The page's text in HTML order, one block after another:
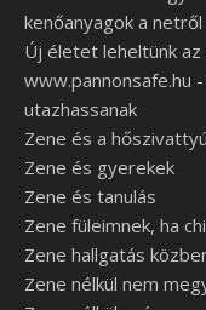
kenőanyagok a netről
Új életet leheltünk
www.pannonsafe.hu
utazhassanak
Zene és a hőszivattyú
Zene és gyerekek
Zene és tanulás
Zene füleimnek, ha
Zene hallgatás
Zene nélkül nem